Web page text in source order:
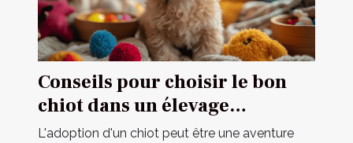
Conseils pour choisir le bon
chiot dans un élevage
spécialisé
L'adoption d'un chiot peut être une aventure